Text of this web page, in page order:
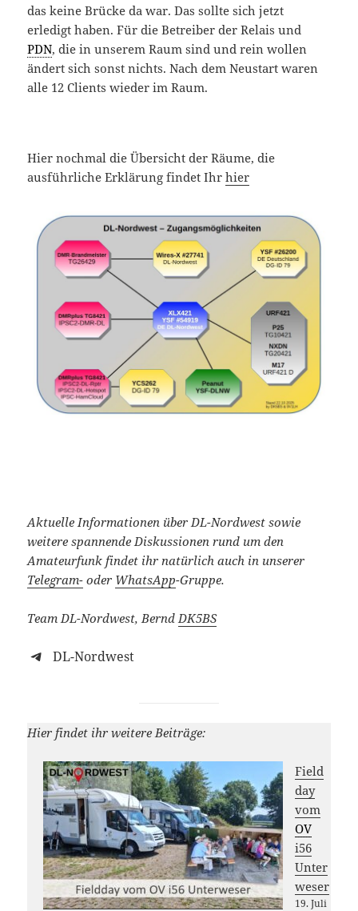
das keine Brücke da war. Das sollte sich jetzt
erledigt haben. Für die Betreiber der Relais und
PDN, die in unserem Raum sind und rein wollen
ändert sich sonst nichts. Nach dem Neustart waren
alle 12 Clients wieder im Raum.
Hier nochmal die Übersicht der Räume, die
ausführliche Erklärung findet Ihrhier
Aktuelle Informationen über DL-Nordwest sowie
weitere spannende Diskussionen rund um den
Amateurfunk findet ihr natürlich auch in unserer
Telegram- oder WhatsApp-Gruppe.
Team DL-Nordwest, Bernd DK5BS
DL-Nordwest
Hier findet ihr weitere Beiträge:
Field
day
vom
OV
i56
Unter
weser
19. Juli